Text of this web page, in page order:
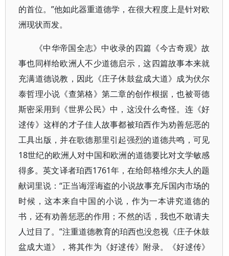
的首位。”他如此器重道德学，在很大程度上是针对欧
洲现状而发。
《中华帝国全志》中收录的四篇《今古奇观》故
事也同样给欧洲人不少道德启示，这四篇故事本来就
充满道德说教，因此《庄子休鼓盆成大道》成为伏尔
泰哲理小说《查第格》第二章的创作根据，也被哥德
斯密采用到《世界公民》中，这没什么奇怪。连《好
逑传》这样的才子佳人故事都被珀西作为劝善惩恶的
工具出版，并在歌德那里引起强烈的道德共鸣，可见
18世纪的欧洲人对中国和欧洲的道德要比对文学敏感
得多。英文译者珀西1761年，在给郎格维尔夫人的题
献词里说：“正当诲淫诲盗的小说故事充斥国内市场的
时候，这本来自中国的小说，作为一本讲究道德的
书，还有劝善惩恶的作用；不然的话，我也不敢请夫
人过目了。”注重道德教育的珀西也没忽视《庄子休鼓
盆成大道》，将其作为《好逑传》附录。《好逑传》